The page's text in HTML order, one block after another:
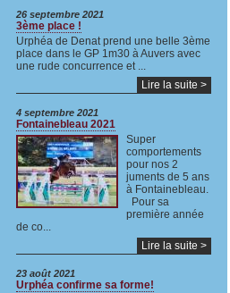
26 septembre 2021
3ème place !
Urphéa de Denat prend une belle 3ème
place dans le GP 1m30 à Auvers avec
une rude concurrence et ...
Lire la suite >
4 septembre 2021
Fontainebleau 2021
Super
comportements
pour nos 2
juments de 5 ans
à Fontainebleau.
Pour sa
première année
de co...
Lire la suite >
23 août 2021
Urphéa confirme sa forme!